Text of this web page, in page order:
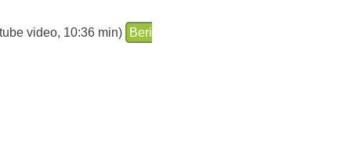
video, 10:36 min)
Beri